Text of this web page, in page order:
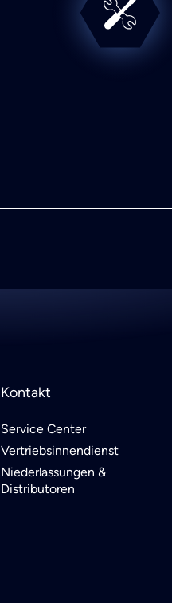
Kontakt
Service Center
Vertriebsinnendienst
Niederlassungen &
Distributoren